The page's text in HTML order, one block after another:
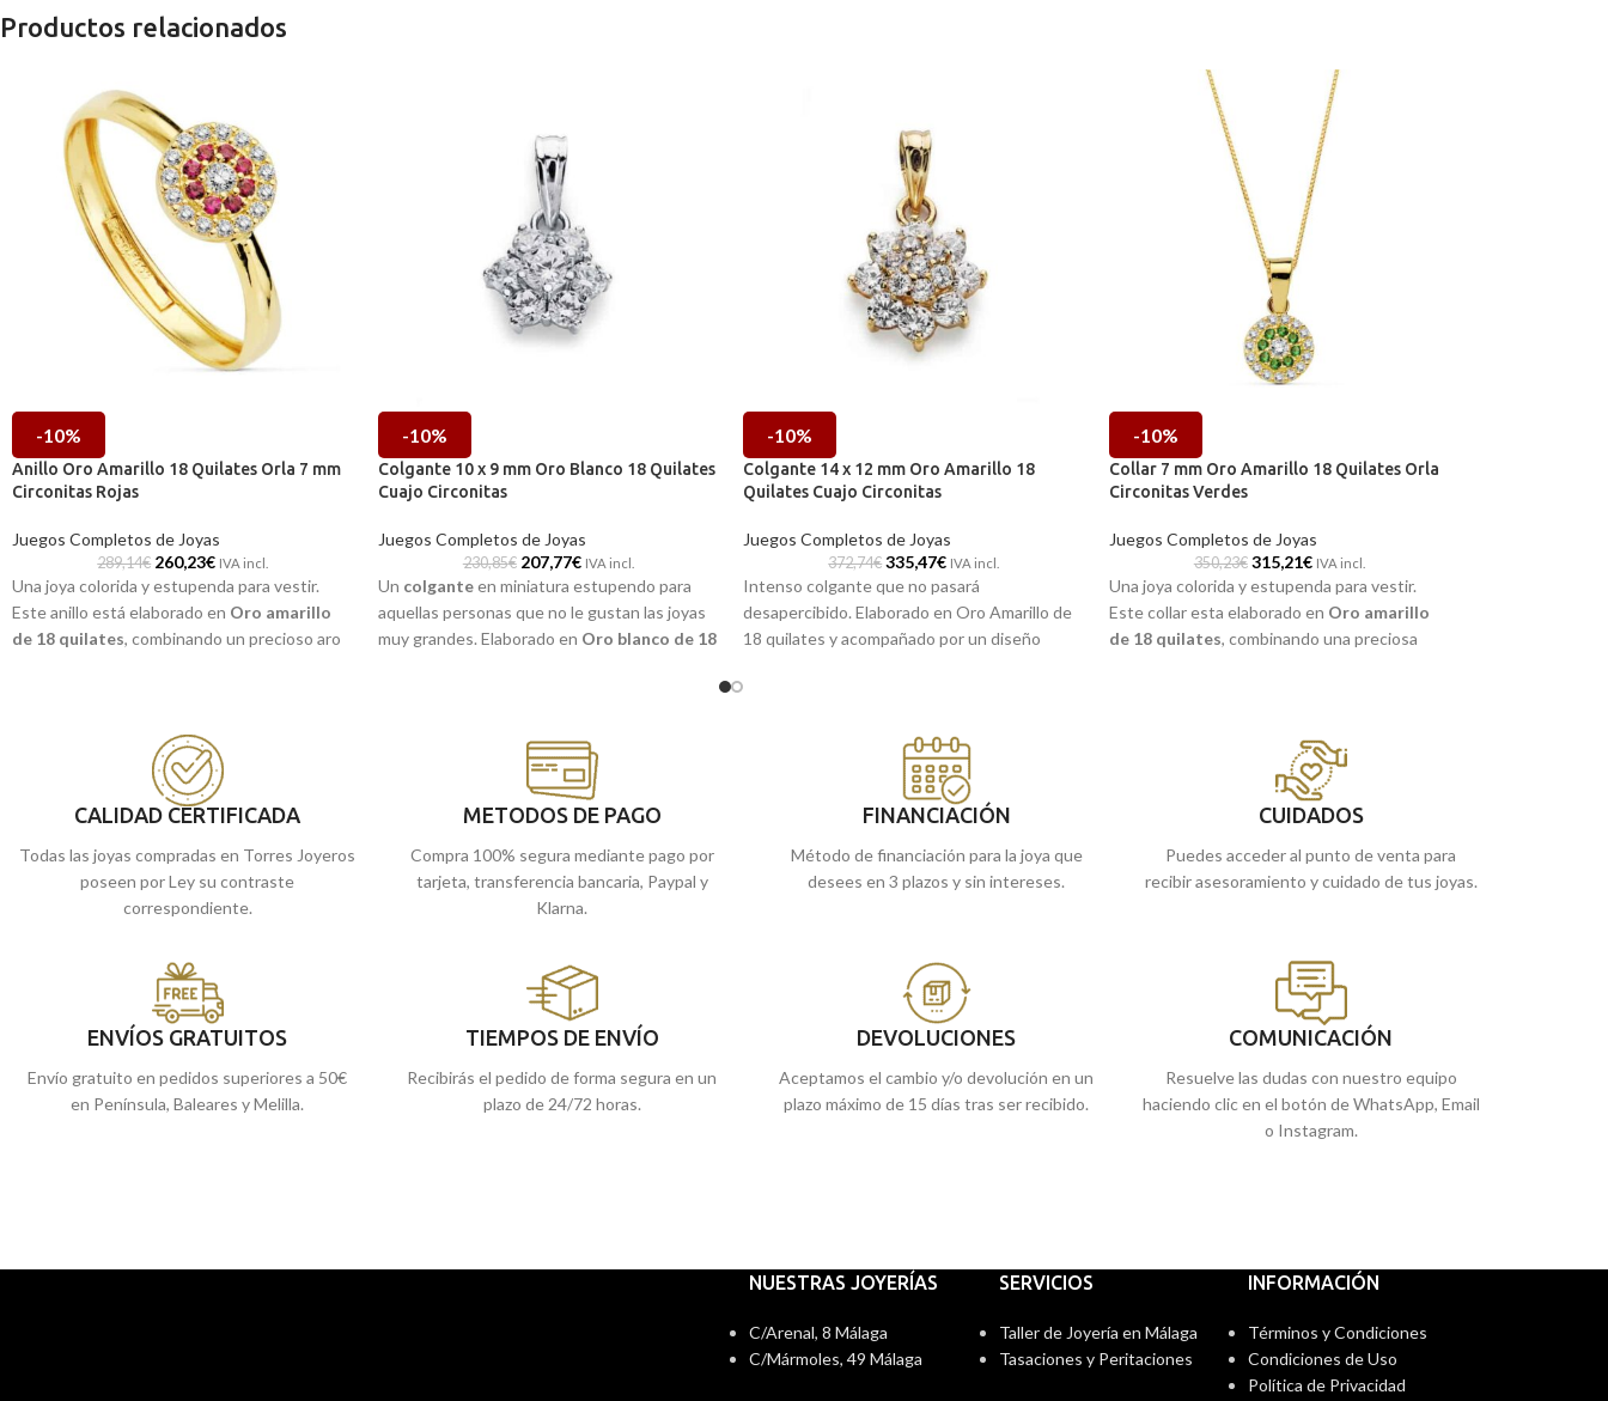
Productos relacionados
-10%
Anillo Oro Amarillo 18 Quilates Orla 7 mm
Circonitas Rojas
Juegos Completos de Joyas
289,14€ 260,23€ IVA incl.
Una joya colorida y estupenda para vestir.
Este anillo está elaborado en Oro amarillo
de 18 quilates, combinando un precioso aro
-10%
Colgante 10 x 9 mm Oro Blanco 18 Quilates
Cuajo Circonitas
Juegos Completos de Joyas
230,85€ 207,77€ IVA incl.
Un colganteen miniatura estupendo para
aquellas personas que no le gustan las joyas
muy grandes. Elaborado en Oro blanco de 18
-10%
Colgante 14 x 12 mm Oro Amarillo 18
Quilates Cuajo Circonitas
Juegos Completos de Joyas
372,74€ 335,47€ IVA incl.
Intenso colgante que no pasará
desapercibido. Elaborado en Oro Amarillo de
18 quilates y acompañado por un diseño
Recógela en nuestras tiendas de Málaga y
Melilla, o pídela online y te la llevamos a
-10%
Collar 7 mm Oro Amarillo 18 Quilates Orla
Circonitas Verdes
Juegos Completos de Joyas
350,23€ 315,21€ IVA incl.
Una joya colorida y estupenda para vestir.
Este collar esta elaborado en Oro amarillo
de 18 quilates, combinando una preciosa
CALIDAD CERTIFICADA
Todas las joyas compradas en Torres Joyeros
poseen por Ley su contraste
correspondiente.
METODOS DE PAGO
Compra 100% segura mediante pago por
tarjeta, transferencia bancaria, Paypal y
Klarna.
FINANCIACIÓN
Método de financiación para la joya que
desees en 3 plazos y sin intereses.
CUIDADOS
Puedes acceder al punto de venta para
recibir asesoramiento y cuidado de tus joyas.
ENVÍOS GRATUITOS
Envío gratuito en pedidos superiores a 50€
en Península, Baleares y Melilla.
TIEMPOS DE ENVÍO
Recibirás el pedido de forma segura en un
plazo de 24/72 horas.
DEVOLUCIONES
Aceptamos el cambio y/o devolución en un
plazo máximo de 15 días tras ser recibido.
COMUNICACIÓN
Resuelve las dudas con nuestro equipo
haciendo clic en el botón de WhatsApp, Email
o Instagram.
NUESTRAS JOYERÍAS
C/Arenal, 8 Málaga
C/Mármoles, 49 Málaga
SERVICIOS
Taller de Joyería en Málaga
Tasaciones y Peritaciones
INFORMACIÓN
Términos y Condiciones
Condiciones de Uso
Política de Privacidad